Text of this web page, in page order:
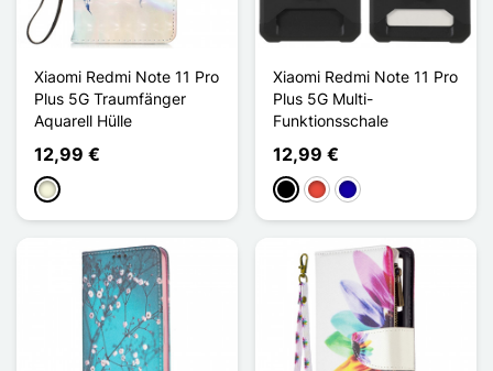
Xiaomi Redmi Note 11 Pro
Plus 5G Traumfänger
Aquarell Hülle
12,99 €
Beige
Xiaomi Redmi Note 11 Pro
Plus 5G Multi-
Funktionsschale
12,99 €
Schwarz
Rot Dunkelblau